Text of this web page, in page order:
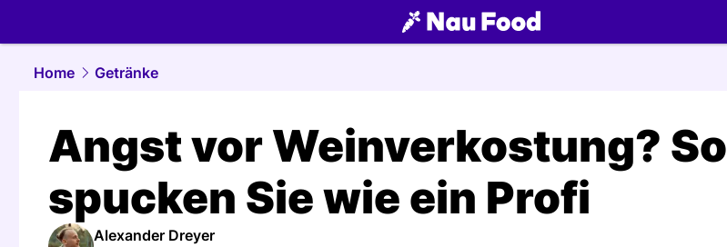
food.NAU.ch
Home
Getränke
Angst vor Weinverkostung? So
spucken Sie wie ein Profi
Alexander Dreyer